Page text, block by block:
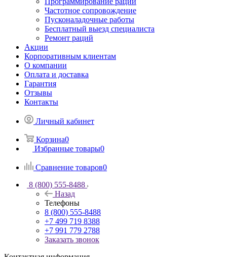
Частотное сопровождение
Пусконаладочные работы
Бесплатный выезд специалиста
Ремонт раций
Акции
Корпоративным клиентам
О компании
Оплата и доставка
Гарантия
Отзывы
Контакты
Личный кабинет
Корзина0
Избранные товары0
Сравнение товаров0
8 (800) 555-8488
Назад
Телефоны
8 (800) 555-8488
+7 499 719 8388
+7 991 779 2788
Заказать звонок